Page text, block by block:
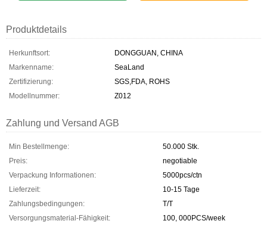
Produktdetails
Herkunftsort:
DONGGUAN, CHINA
Markenname:
SeaLand
Zertifizierung:
SGS,FDA, ROHS
Modellnummer:
Z012
Zahlung und Versand AGB
Min Bestellmenge:
50.000 Stk.
Preis:
negotiable
Verpackung Informationen:
5000pcs/ctn
Lieferzeit:
10-15 Tage
Zahlungsbedingungen:
T/T
Versorgungsmaterial-Fähigkeit:
100, 000PCS/week